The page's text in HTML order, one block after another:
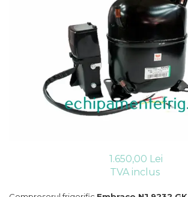
Ventilatoare EbmPapst
Ventilatoare WEIGUANG
Ventilatoare turbina
VENTILATOARE AXIALE
Compresoare Cubigel R404a
Compresoare Jiaxipera
1.650,00 Lei
TVA inclus